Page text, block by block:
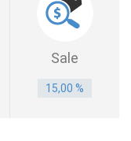
Sale
15,00 %